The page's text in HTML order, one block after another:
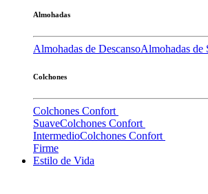
Almohadas
Almohadas de DescansoAlmohadas de
Colchones
Colchones Confort
SuaveColchones Confort
IntermedioColchones Confort
Firme
Estilo de Vida